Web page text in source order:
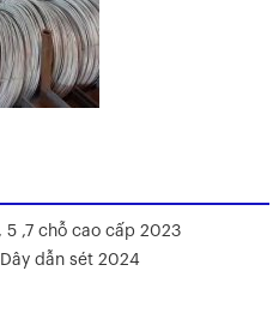
5 ,7 chỗ cao cấp 2023
dẫn sét 2024